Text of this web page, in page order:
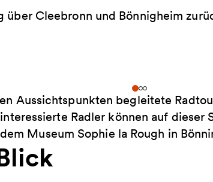
über Cleebronn und Bönnigheim
Aussichtspunkten begleitete
Radler können auf dieser
Museum Sophie la Rough in